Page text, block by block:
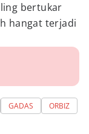
bertukar
hangat terjadi
GADAS
ORBIZ